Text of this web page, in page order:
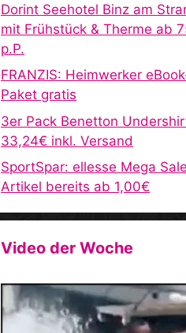
Dorint Seehotel Binz am
mit Frühstück & Therme ab
p.P.
FRANZIS: Heimwerker
Paket gratis
3er Pack Benetton
33,24€ inkl. Versand
SportSpar: ellesse Mega
Artikel bereits ab 1,00€
Video der Woche